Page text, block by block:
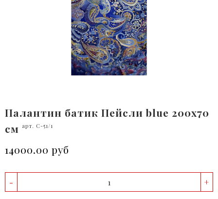
Палантин батик Пейсли blue 200x70
см
арт. C-51/1
14000.00 руб
- +